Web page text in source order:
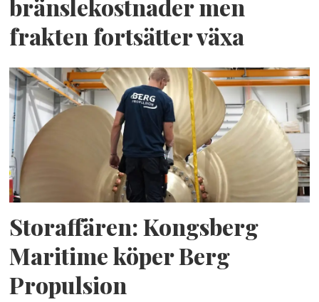
bränslekostnader men
frakten fortsätter växa
Storaffären: Kongsberg
Maritime köper Berg
Propulsion